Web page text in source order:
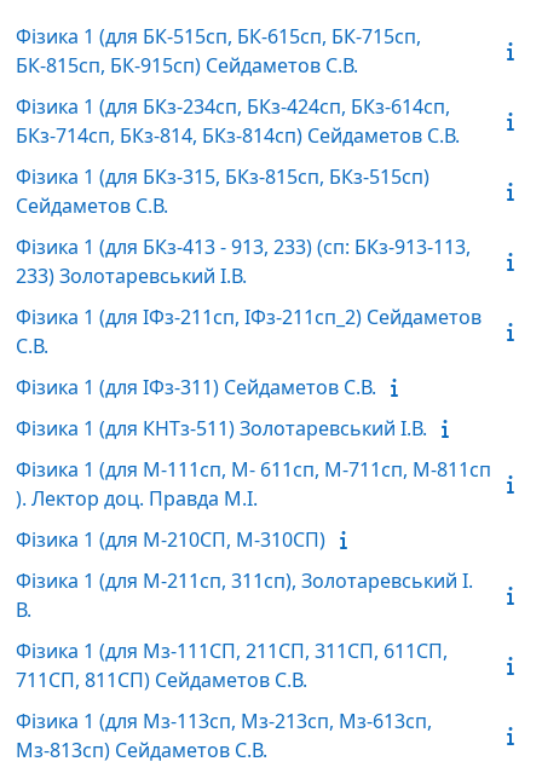
Фізика 1 (для БК-515сп, БК-615сп, БК-715сп,
БК-815сп, БК-915сп) Сейдаметов С.В.
Фізика 1 (для БКз-234сп, БКз-424сп, БКз-614сп,
БКз-714сп, БКз-814, БКз-814сп) Сейдаметов С.В.
Фізика 1 (для БКз-315, БКз-815сп, БКз-515сп)
Сейдаметов С.В.
Фізика 1 (для БКз-413 - 913, 233) (сп: БКз-913-113,
233) Золотаревський І.В.
Фізика 1 (для ІФз-211сп, ІФз-211сп_2) Сейдаметов
С.В.
Фізика 1 (для ІФз-311) Сейдаметов С.В.
Фізика 1 (для КНТз-511) Золотаревський І.В.
Фізика 1 (для М-111сп, М- 611сп, М-711сп, М-811сп
). Лектор доц. Правда М.І.
Фізика 1 (для М-210СП, М-310СП)
Фізика 1 (для М-211сп, 311сп), Золотаревський І.
В.
Фізика 1 (для Мз-111СП, 211СП, 311СП, 611СП,
711СП, 811СП) Сейдаметов С.В.
Фізика 1 (для Мз-113сп, Мз-213сп, Мз-613сп,
Мз-813сп) Сейдаметов С.В.